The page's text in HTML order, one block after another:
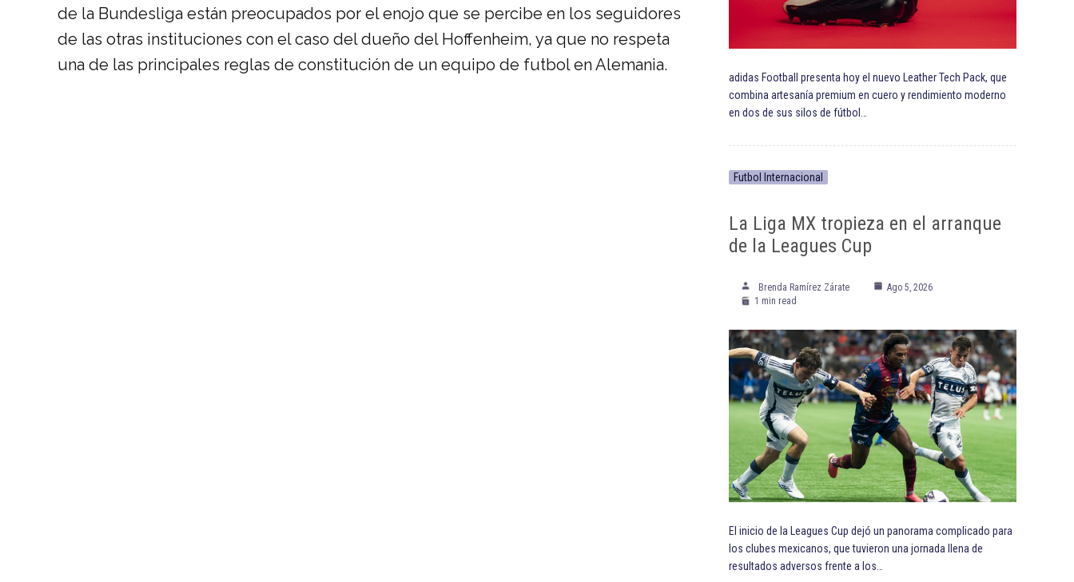
de la Bundesliga están preocupados por el enojo que se percibe en los seguidores
de las otras instituciones con el caso del dueño del Hoffenheim, ya que no respeta
una de las principales reglas de constitución de un equipo de futbol en Alemania.
adidas Football presenta hoy el nuevo Leather Tech Pack, que
combina artesanía premium en cuero y rendimiento moderno
en dos de sus silos de fútbol…
Futbol Internacional
La Liga MX tropieza en el arranque
de la Leagues Cup
Brenda Ramírez Zárate
Ago 5, 2026
1 min read
El inicio de la Leagues Cup dejó un panorama complicado para
los clubes mexicanos, que tuvieron una jornada llena de
resultados adversos frente a los…